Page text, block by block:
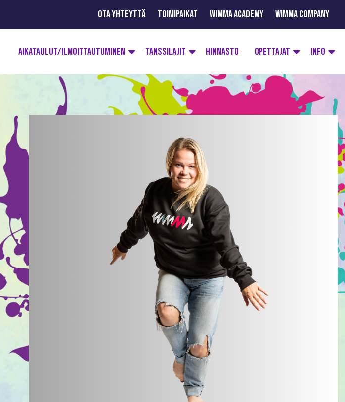
OTA YHTEYTTÄ TOIMIPAIKAT WIMMA ACADEMY WIMMA COMPANY
AIKATAULUT/ILMOITTAUTUMINEN TANSSILAJIT HINNASTO OPETTAJAT INFO